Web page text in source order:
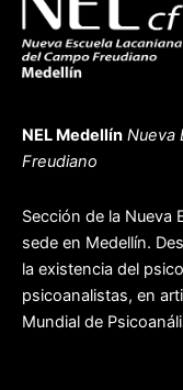
NEL Medellín Nueva
Freudiano
Sección de la Nueva
sede en Medellín.
la existencia del
psicoanalistas, en
Mundial de